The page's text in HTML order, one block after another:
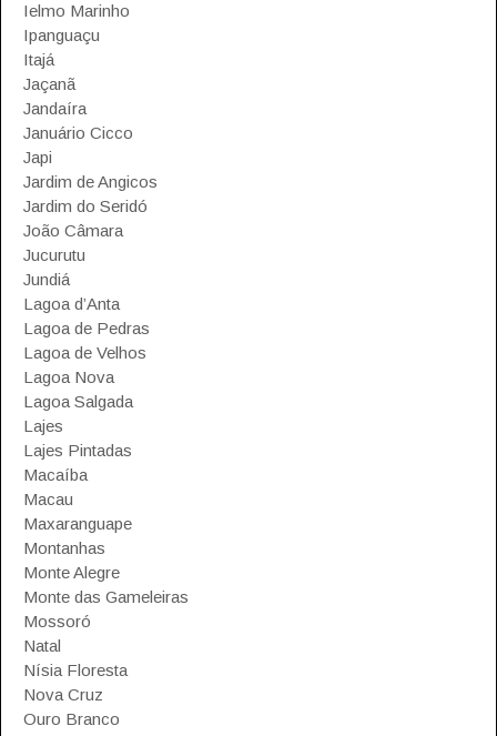
Ielmo Marinho
Ipanguaçu
Itajá
Jaçanã
Jandaíra
Januário Cicco
Japi
Jardim de Angicos
Jardim do Seridó
João Câmara
Jucurutu
Jundiá
Lagoa d’Anta
Lagoa de Pedras
Lagoa de Velhos
Lagoa Nova
Lagoa Salgada
Lajes
Lajes Pintadas
Macaíba
Macau
Maxaranguape
Montanhas
Monte Alegre
Monte das Gameleiras
Mossoró
Natal
Nísia Floresta
Nova Cruz
Ouro Branco